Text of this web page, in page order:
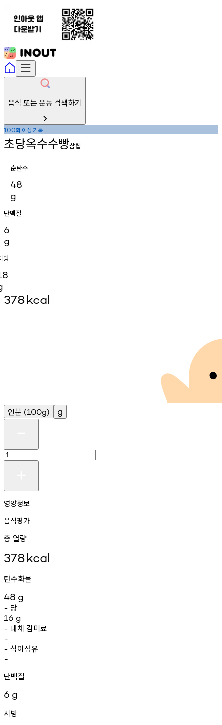
음식 또는 운동 검색하기
100회 이상기록
초당옥수수빵삼립
순탄수
48
g
단백질
6
g
방
378kcal
인분 (100g) g
영양정보
음식평가
총 열량
378kcal
탄수화물
48 g
- 당
16 g
- 대체 감미료
-
- 식이섬유
-
단백질
6 g
지방